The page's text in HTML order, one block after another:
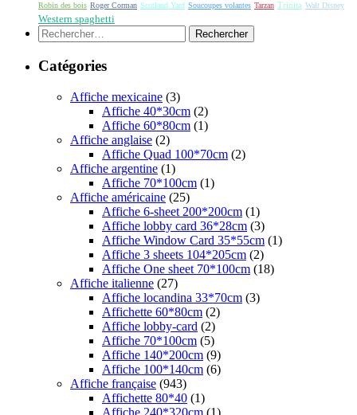
Robin des bois Roger Corman Scotland Yard Soucoupes volantes Tarzan Trinita Walt Disney
Western spaghetti
Rechercher :
Catégories
Affiche mexicaine (3)
Affiche 40*30cm (2)
Affiche 60*80cm (1)
Affiche anglaise (2)
Affiche Quad 100*70cm (2)
Affiche argentine (1)
Affiche 70*100cm (1)
Affiche américaine (25)
Affiche 6-sheet 200*200cm (1)
Affiche lobby card 36*28cm (3)
Affiche Window Card 35*55cm (1)
Affiche 3 sheets 104*205cm (2)
Affiche One sheet 70*100cm (18)
Affiche italienne (27)
Affiche locandina 33*70cm (3)
Affichette 60*80cm (2)
Affiche lobby-card (2)
Affiche 70*100cm (5)
Affiche 140*200cm (9)
Affiche 100*140cm (6)
Affiche française (943)
Affichette 80*40 (1)
Affiche 240*320cm (1)